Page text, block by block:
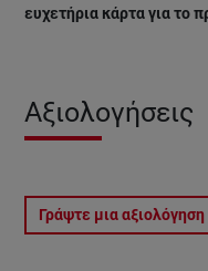
ευχετήρια κάρτα για το
Αξιολογήσεις
Γράψτε μια αξιολόγηση